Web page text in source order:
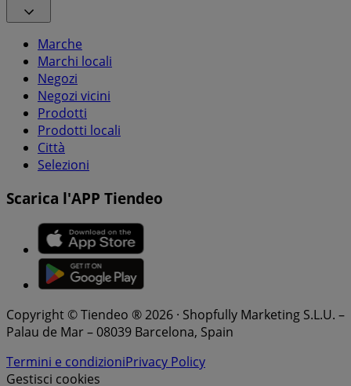
Marche
Marchi locali
Negozi
Negozi vicini
Prodotti
Prodotti locali
Città
Selezioni
Scarica l'APP Tiendeo
Copyright © Tiendeo ® 2026 · Shopfully Marketing S.L.U. –
Palau de Mar – 08039 Barcelona, Spain
Termini e condizioniPrivacy Policy
Gestisci cookies